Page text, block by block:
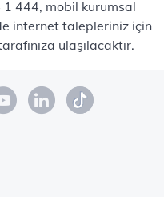
444, mobil kurumsal
internet talepleriniz için
ulaşılacaktır.